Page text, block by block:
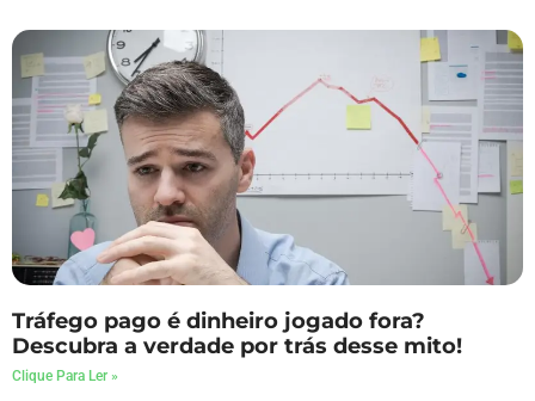
Tráfego pago é dinheiro jogado fora?
Descubra a verdade por trás desse mito!
Clique Para Ler »